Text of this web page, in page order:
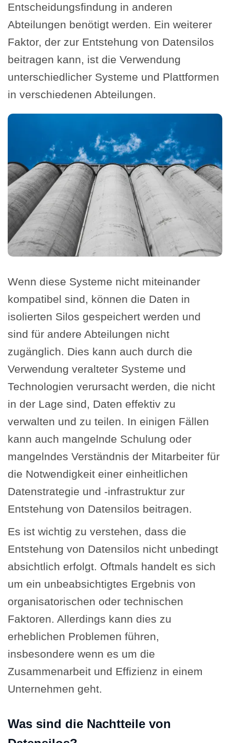
Entscheidungsfindung in anderen
Abteilungen benötigt werden. Ein weiterer
Faktor, der zur Entstehung von Datensilos
beitragen kann, ist die Verwendung
unterschiedlicher Systeme und Plattformen
in verschiedenen Abteilungen.
Wenn diese Systeme nicht miteinander
kompatibel sind, können die Daten in
isolierten Silos gespeichert werden und
sind für andere Abteilungen nicht
zugänglich. Dies kann auch durch die
Verwendung veralteter Systeme und
Technologien verursacht werden, die nicht
in der Lage sind, Daten effektiv zu
verwalten und zu teilen. In einigen Fällen
kann auch mangelnde Schulung oder
mangelndes Verständnis der Mitarbeiter für
die Notwendigkeit einer einheitlichen
Datenstrategie und -infrastruktur zur
Entstehung von Datensilos beitragen.
Es ist wichtig zu verstehen, dass die
Entstehung von Datensilos nicht unbedingt
absichtlich erfolgt. Oftmals handelt es sich
um ein unbeabsichtigtes Ergebnis von
organisatorischen oder technischen
Faktoren. Allerdings kann dies zu
erheblichen Problemen führen,
insbesondere wenn es um die
Zusammenarbeit und Effizienz in einem
Unternehmen geht.
Was sind die Nachtteile von